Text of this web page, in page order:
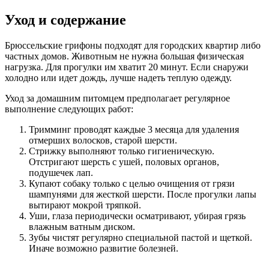
Уход и содержание
Брюссельские грифоны подходят для городских квартир либо
частных домов. Животным не нужна большая физическая
нагрузка. Для прогулки им хватит 20 минут. Если снаружи
холодно или идет дождь, лучше надеть теплую одежду.
Уход за домашним питомцем предполагает регулярное
выполнение следующих работ:
Тримминг проводят каждые 3 месяца для удаления
отмерших волосков, старой шерсти.
Стрижку выполняют только гигиеническую.
Отстригают шерсть с ушей, половых органов,
подушечек лап.
Купают собаку только с целью очищения от грязи
шампунями для жесткой шерсти. После прогулки лапы
вытирают мокрой тряпкой.
Уши, глаза периодически осматривают, убирая грязь
влажным ватным диском.
Зубы чистят регулярно специальной пастой и щеткой.
Иначе возможно развитие болезней.